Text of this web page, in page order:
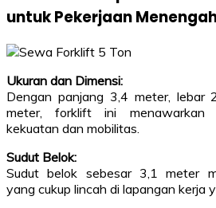
untuk Pekerjaan
Ukuran dan Dimensi:
Dengan panjang 3,4 meter, lebar
meter, forklift ini menawarkan
kekuatan dan mobilitas.
Sudut Belok:
Sudut belok sebesar 3,1 meter
yang cukup lincah di lapangan kerja